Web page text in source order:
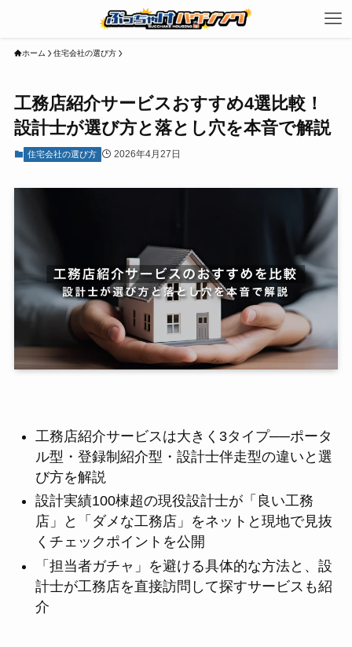
ホーム 住宅会社の選び方
工務店紹介サービスおすすめ4選比較！
設計士が選び方と落とし穴を本音で解説
住宅会社の選び方 2026年4月27日
工務店紹介サービスは大きく3タイプ──ポータ
ル型・登録制紹介型・設計士伴走型の違いと選
び方を解説
設計実績100棟超の現役設計士が「良い工務
店」と「ダメな工務店」をネットと現地で見抜
くチェックポイントを公開
「担当者ガチャ」を避ける具体的な方法と、設
計士が工務店を直接訪問して探すサービスも紹
介